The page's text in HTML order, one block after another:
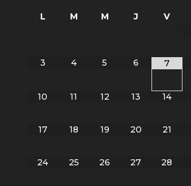
L M M J V
3 4 5 6 7
10 11 12 13 14
17 18 19 20 21
24 25 26 27 28